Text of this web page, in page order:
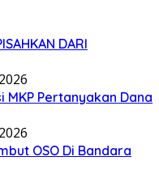
DARI
Pertanyakan Dana
OSO Di Bandara